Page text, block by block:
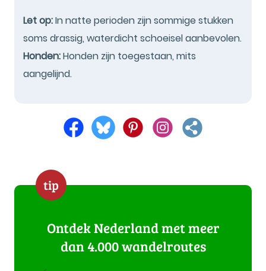
Let op:In natte perioden zijn sommige stukken
soms drassig, waterdicht schoeisel aanbevolen.
Honden:Honden zijn toegestaan, mits
aangelijnd.
tip
Ontdek Nederland met meer
dan 4.000 wandelroutes